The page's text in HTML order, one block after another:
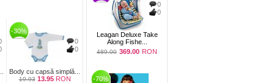
-30%
0
0
Body cu capsă simplă...
19.93 13.95 RON
0
0
Leagan Deluxe Take
Along Fishe...
489.00 369.00 RON
-70%